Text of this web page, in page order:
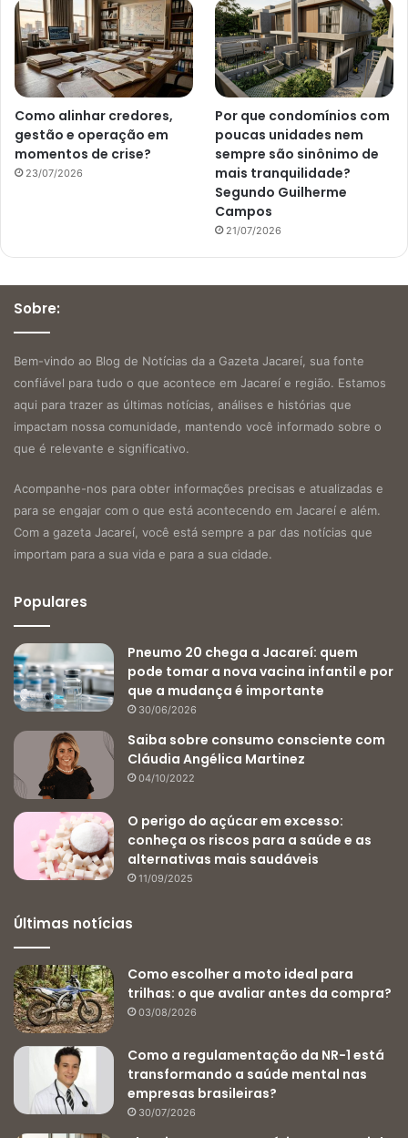
Como alinhar credores,
gestão e operação em
momentos de crise?
23/07/2026
Por que condomínios com
poucas unidades nem
sempre são sinônimo de
mais tranquilidade?
Segundo Guilherme
Campos
21/07/2026
Sobre:
Bem-vindo ao Blog de Notícias da a Gazeta Jacareí, sua fonte
confiável para tudo o que acontece em Jacareí e região. Estamos
aqui para trazer as últimas notícias, análises e histórias que
impactam nossa comunidade, mantendo você informado sobre o
que é relevante e significativo.
Acompanhe-nos para obter informações precisas e atualizadas e
para se engajar com o que está acontecendo em Jacareí e além.
Com a gazeta Jacareí, você está sempre a par das notícias que
importam para a sua vida e para a sua cidade.
Populares
Pneumo 20 chega a Jacareí: quem
pode tomar a nova vacina infantil e por
que a mudança é importante
30/06/2026
Saiba sobre consumo consciente com
Cláudia Angélica Martinez
04/10/2022
O perigo do açúcar em excesso:
conheça os riscos para a saúde e as
alternativas mais saudáveis
11/09/2025
Últimas notícias
Como escolher a moto ideal para
trilhas: o que avaliar antes da compra?
03/08/2026
Como a regulamentação da NR-1 está
transformando a saúde mental nas
empresas brasileiras?
30/07/2026